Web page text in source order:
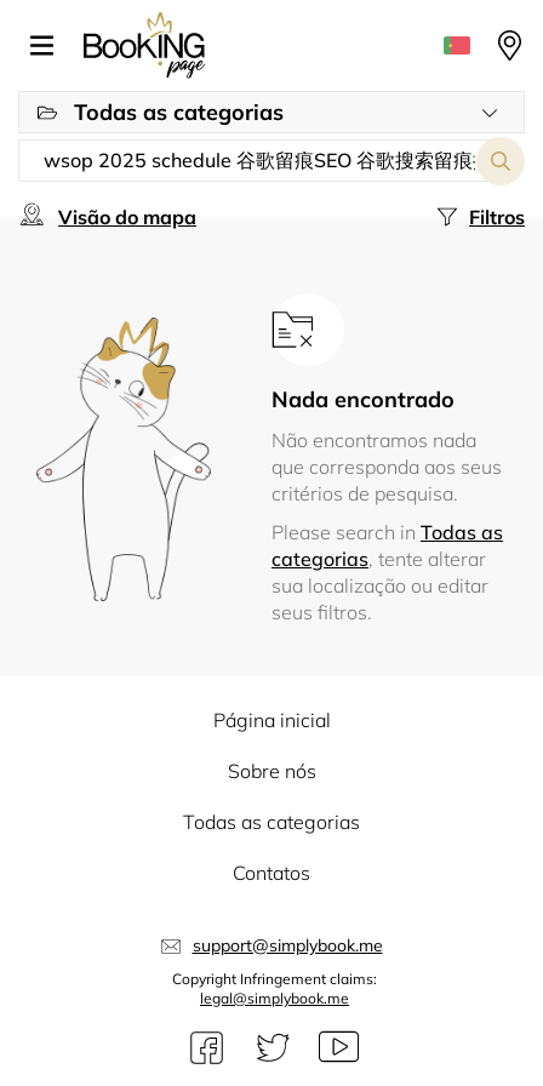
Todas as categorias
Filtros
Visão do mapa
Nada encontrado
Não encontramos nada
que corresponda aos seus
critérios de pesquisa.
Please search in Todas as
categorias, tente alterar
sua localização ou editar
seus filtros.
Página inicial
Sobre nós
Todas as categorias
Contatos
support@simplybook.me
Copyright Infringement claims:
legal@simplybook.me